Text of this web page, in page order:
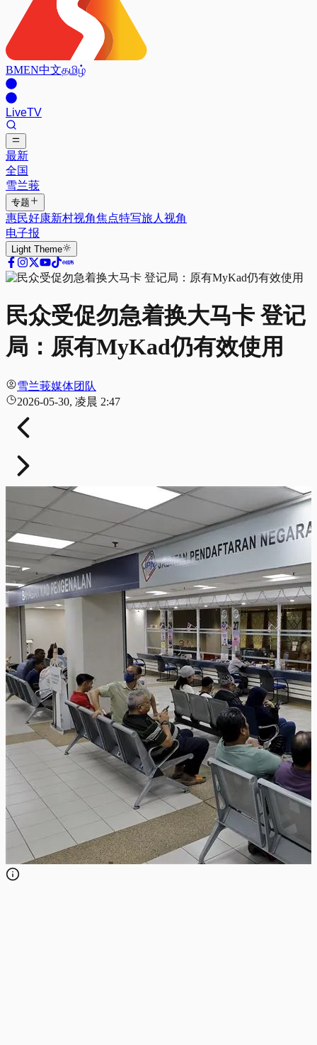
BMEN中文தமிழ்
LiveTV
最新
全国
雪兰莪
专题
惠民好康新村视角焦点特写旅人视角
电子报
Light Theme
民众受促勿急着换大马卡 登记
局：原有MyKad仍有效使用
雪兰莪媒体团队
2026-05-30, 凌晨 2:47